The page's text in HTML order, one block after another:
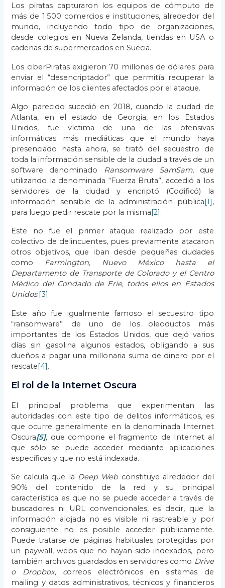
Los piratas capturaron los equipos de cómputo de
más de 1.500 comercios e instituciones, alrededor del
mundo, incluyendo todo tipo de organizaciones,
desde colegios en Nueva Zelanda, tiendas en USA o
cadenas de supermercados en Suecia.
Los ciberPiratas exigieron 70 millones de dólares para
enviar el “desencriptador” que permitía recuperar la
información de los clientes afectados por el ataque.
Algo parecido sucedió en 2018, cuando la ciudad de
Atlanta, en el estado de Georgia, en los Estados
Unidos, fue víctima de una de las ofensivas
informáticas más mediáticas que el mundo haya
presenciado hasta ahora, se trató del secuestro de
toda la información sensible de la ciudad a través de un
software denominado Ransomware SamSam, que
utilizando la denominada “Fuerza Bruta”, accedió a los
servidores de la ciudad y encriptó (Codificó) la
información sensible de la administración pública[1],
para luego pedir rescate por la misma[2].
Este no fue el primer ataque realizado por este
colectivo de delincuentes, pues previamente atacaron
otros objetivos, que iban desde pequeñas ciudades
como Farmington, Nuevo México hasta el
Departamento de Transporte de Colorado y el Centro
Médico del Condado de Erie, todos ellos en Estados
Unidos.[3]
Este año fue igualmente famoso el secuestro tipo
“ransomware” de uno de los oleoductos más
importantes de los Estados Unidos, que dejó varios
días sin gasolina algunos estados, obligando a sus
dueños a pagar una millonaria suma de dinero por el
rescate[4].
El rol de la Internet Oscura
El principal problema que experimentan las
autoridades con este tipo de delitos informáticos, es
que ocurre generalmente en la denominada Internet
Oscura[5], que compone el fragmento de Internet al
que sólo se puede acceder mediante aplicaciones
específicas y que no está indexada.
Se calcula que la Deep Webconstituye alrededor del
90% del contenido de la red y su principal
característica es que no se puede acceder a través de
buscadores ni URL convencionales, es decir, que la
información alojada no es visible ni rastreable y por
consiguiente no es posible acceder públicamente.
Puede tratarse de páginas habituales protegidas por
un paywall, webs que no hayan sido indexados, pero
también archivos guardados en servidores como Drive
o Dropbox, correos electrónicos en sistemas de
mailing y datos administrativos, técnicos y financieros